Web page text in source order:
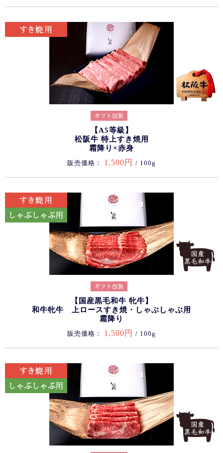
【A5等級】
松阪牛 特上すき焼用
霜降り×赤身
販売価格： 1,500円 / 100g
【国産黒毛和牛 牝牛】
和牛牝牛 上ロースすき焼・しゃぶしゃぶ用
霜降り
販売価格： 1,500円 / 100g